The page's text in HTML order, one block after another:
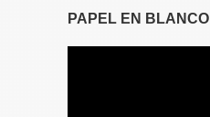
PAPEL EN BLANCO